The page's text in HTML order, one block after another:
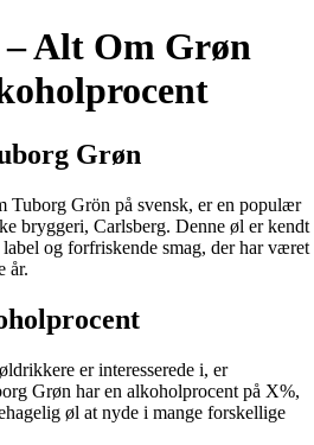
Alt Om Grøn
Grøn
Tuborg Grön på svensk, er en populær
bryggeri, Carlsberg. Denne øl er kendt
og forfriskende smag, der har været
år.
er interesserede i, er
Grøn har en alkoholprocent på X%,
øl at nyde i mange forskellige